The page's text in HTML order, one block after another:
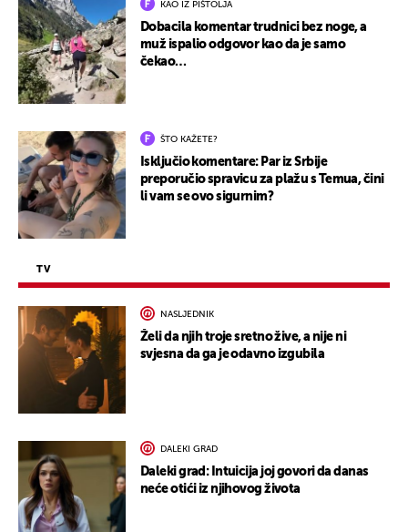
KAO IZ PIŠTOLJA
Dobacila komentar trudnici bez noge, a
muž ispalio odgovor kao da je samo
čekao…
ŠTO KAŽETE?
Isključio komentare: Par iz Srbije
preporučio spravicu za plažu s Temua, čini
li vam se ovo sigurnim?
TV
NASLJEDNIK
Želi da njih troje sretno žive, a nije ni
svjesna da ga je odavno izgubila
DALEKI GRAD
Daleki grad: Intuicija joj govori da danas
neće otići iz njihovog života